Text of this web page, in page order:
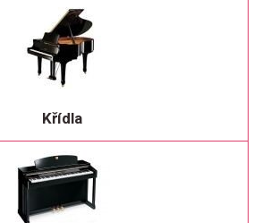
Křídla